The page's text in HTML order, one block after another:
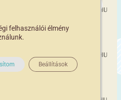
felhasználói élmény
Beállítások